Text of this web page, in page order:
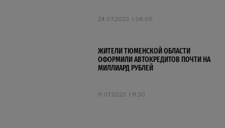
24.07.2023 08:00
ЖИТЕЛИ ТЮМЕНСКОЙ ОБЛАСТИ
ОФОРМИЛИ АВТОКРЕДИТОВ ПОЧТИ НА
МИЛЛИАРД РУБЛЕЙ
11.07.2023 11:30